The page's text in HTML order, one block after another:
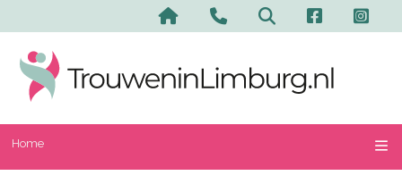
Home